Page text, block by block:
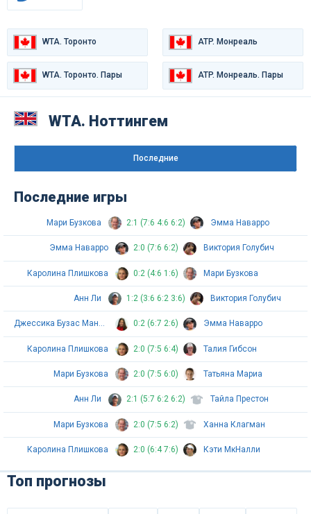
WTA. Торонто ATP. Монреаль
WTA. Торонто. Пары ATP. Монреаль. Пары
WTA. Ноттингем
Последниe
Последние игры
Мари Бузкова 2:1 (7:6 4:6 6:2) Эмма Наварро
Эмма Наварро 2:0 (7:6 6:2) Виктория Голубич
Каролина Плишкова 0:2 (4:6 1:6) Мари Бузкова
Анн Ли 1:2 (3:6 6:2 3:6) Виктория Голубич
Джессика Бузас Манейро 0:2 (6:7 2:6) Эмма Наварро
Каролина Плишкова 2:0 (7:5 6:4) Талия Гибсон
Мари Бузкова 2:0 (7:5 6:0) Татьяна Мариа
Анн Ли 2:1 (5:7 6:2 6:2) Тайла Престон
Мари Бузкова 2:0 (7:5 6:2) Ханна Клагман
Каролина Плишкова 2:0 (6:4 7:6) Кэти МкНалли
Топ прогнозы